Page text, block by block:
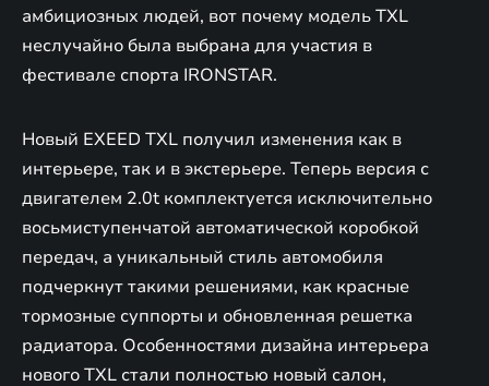
амбициозных людей, вот почему модель TXL
неслучайно была выбрана для участия в
фестивале спорта IRONSTAR.
Новый EXEED TXL получил изменения как в
интерьере, так и в экстерьере. Теперь версия с
двигателем 2.0t комплектуется исключительно
восьмиступенчатой автоматической коробкой
передач, а уникальный стиль автомобиля
подчеркнут такими решениями, как красные
тормозные суппорты и обновленная решетка
радиатора. Особенностями дизайна интерьера
нового TXL стали полностью новый салон,